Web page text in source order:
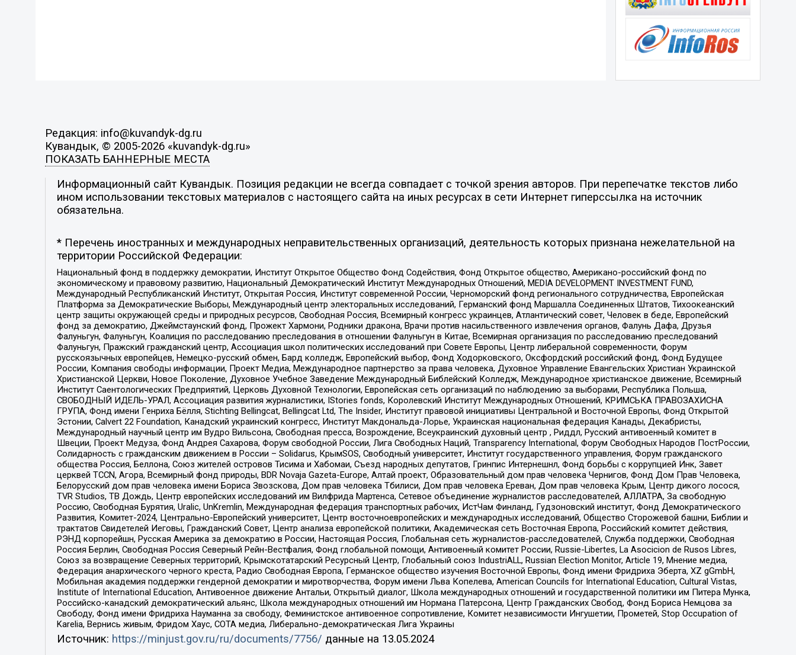
Редакция: info@kuvandyk-dg.ru
Кувандык, © 2005-2026 «kuvandyk-dg.ru»
ПОКАЗАТЬ БАННЕРНЫЕ МЕСТА
Информационный сайт Кувандык. Позиция редакции не всегда совпадает с точкой зрения авторов. При перепечатке текстов либо
ином использовании текстовых материалов с настоящего сайта на иных ресурсах в сети Интернет гиперссылка на источник
обязательна.
* Перечень иностранных и международных неправительственных организаций, деятельность которых признана нежелательной на
территории Российской Федерации:
Национальный фонд в поддержку демократии, Институт Открытое Общество Фонд Содействия, Фонд Открытое общество, Американо-российский фонд по
экономическому и правовому развитию, Национальный Демократический Институт Международных Отношений, MEDIA DEVELOPMENT INVESTMENT FUND,
Международный Республиканский Институт, Открытая Россия, Институт современной России, Черноморский фонд регионального сотрудничества, Европейская
Платформа за Демократические Выборы, Международный центр электоральных исследований, Германский фонд Маршалла Соединенных Штатов, Тихоокеанский
центр защиты окружающей среды и природных ресурсов, Свободная Россия, Всемирный конгресс украинцев, Атлантический совет, Человек в беде, Европейский
фонд за демократию, Джеймстаунский фонд, Прожект Хармони, Родники дракона, Врачи против насильственного извлечения органов, Фалунь Дафа, Друзья
Фалуньгун, Фалуньгун, Коалиция по расследованию преследования в отношении Фалуньгун в Китае, Всемирная организация по расследованию преследований
Фалуньгун, Пражский гражданский центр, Ассоциация школ политических исследований при Совете Европы, Центр либеральной современности, Форум
русскоязычных европейцев, Немецко-русский обмен, Бард колледж, Европейский выбор, Фонд Ходорковского, Оксфордский российский фонд, Фонд Будущее
России, Компания свободы информации, Проект Медиа, Международное партнерство за права человека, Духовное Управление Евангельских Христиан Украинской
Христианской Церкви, Новое Поколение, Духовное Учебное Заведение Международный Библейский Колледж, Международное христианское движение, Всемирный
Институт Саентологических Предприятий, Церковь Духовной Технологии, Европейская сеть организаций по наблюдению за выборами, Республика Польша,
СВОБОДНЫЙ ИДЕЛЬ-УРАЛ, Ассоциация развития журналистики, IStories fonds, Королевский Институт Международных Отношений, КРИМСЬКА ПРАВОЗАХИСНА
ГРУПА, Фонд имени Генриха Бёлля, Stichting Bellingcat, Bellingcat Ltd, The Insider, Институт правовой инициативы Центральной и Восточной Европы, Фонд Открытой
Эстонии, Calvert 22 Foundation, Канадский украинский конгресс, Институт Макдональда-Лорье, Украинская национальная федерация Канады, Декабристы,
Международный научный центр им Вудро Вильсона, Свободная пресса, Возрождение, Всеукраинский духовный центр , Риддл, Русский антивоенный комитет в
Швеции, Проект Медуза, Фонд Андрея Сахарова, Форум свободной России, Лига Свободных Наций, Transparеncy International, Форум Свободных Народов ПостРоссии,
Солидарность с гражданским движением в России – Solidarus, КрымSOS, Свободный университет, Институт государственного управления, Форум гражданского
общества Россия, Беллона, Союз жителей островов Тисима и Хабомаи, Съезд народных депутатов, Гринпис Интернешнл, Фонд борьбы с коррупцией Инк, Завет
церквей TCCN, Агора, Всемирный фонд природы, BDR Novaja Gazeta-Europe, Алтай проект, Образовательный дом прав человека Чернигов, Фонд Дом Прав Человека,
Белорусский дом прав человека имени Бориса Звозскова, Дом прав человека Тбилиси, Дом прав человека Ереван, Дом прав человека Крым, Центр дикого лосося,
TVR Studios, ТВ Дождь, Центр европейских исследований им Вилфрида Мартенса, Сетевое объединение журналистов расследователей, АЛЛАТРА, За свободную
Россию, Свободная Бурятия, Uralic, UnKremlin, Международная федерация транспортных рабочих, ИстЧам Финланд, Гудзоновский институт, Фонд Демократического
Развития, Комитет-2024, Центрально-Европейский университет, Центр восточноевропейских и международных исследований, Общество Сторожевой башни, Библии и
трактатов Свидетелей Иеговы, Гражданский Совет, Центр анализа европейской политики, Академическая сеть Восточная Европа, Российский комитет действия,
РЭНД корпорейшн, Русская Америка за демократию в России, Настоящая Россия, Глобальная сеть журналистов-расследователей, Служба поддержки, Свободная
Россия Берлин, Свободная Россия Северный Рейн-Вестфалия, Фонд глобальной помощи, Антивоенный комитет России, Russie-Libertes, La Asocicion de Rusos Libres,
Союз за возвращение Северных территорий, Крымскотатарский Ресурсный Центр, Глобальный союз IndustriALL, Russian Election Monitor, Article 19, Мнение медиа,
Федерация анархического черного креста, Радио Свободная Европа, Германское общество изучения Восточной Европы, Фонд имени Фридриха Эберта, XZ gGmbH,
Мобильная академия поддержки гендерной демократии и миротворчества, Форум имени Льва Копелева, American Councils for International Education, Cultural Vistas,
Institute of International Education, Антивоенное движение Антальи, Открытый диалог, Школа международных отношений и государственной политики им Питера Мунка,
Российско-канадский демократический альянс, Школа международных отношений им Нормана Патерсона, Центр Гражданских Свобод, Фонд Бориса Немцова за
Свободу, Фонд имени Фридриха Науманна за свободу, Феминистское антивоенное сопротивление, Комитет независимости Ингушетии, Прометей, Stop Occupation of
Karelia, Вернись живым, Фридом Хаус, СОТА медиа, Либерально-демократическая Лига Украины
Источник: https://minjust.gov.ru/ru/documents/7756/ данные на 13.05.2024